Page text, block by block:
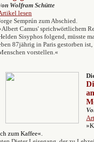
on Wolfram Schütte
lesen
Semprún zum Abschied.
lbert Camus' sprichwörtlichem
Sisyphos folgend, müsste
87jährig in Paris gestorben
vorstellen.«
zum Kaffee«.